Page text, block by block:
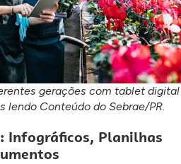
gerações com tablet digital
lendo Conteúdo do Sebrae/PR.
Infográficos, Planilhas